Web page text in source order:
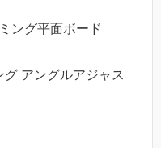
ング平面ボード
グ アングルアジャス